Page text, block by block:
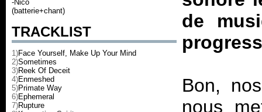
-Nico
(batterie+chant)
TRACKLIST
1)Face Yourself, Make Up Your Mind
2)Sometimes
3)Reek Of Deceit
4)Enmeshed
5)Primate Way
6)Ephemeral
7)Rupture
de
Bon,
nous